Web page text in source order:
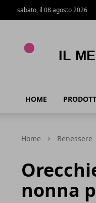
sabato, il 08 agosto 2026
HOME
Home Benessere
nonna